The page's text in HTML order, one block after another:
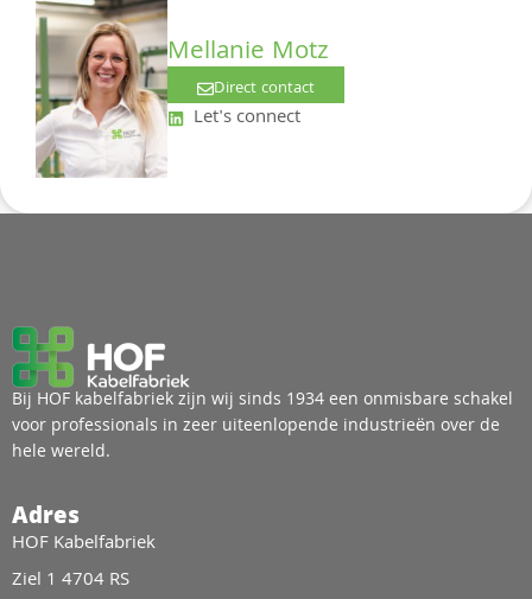
Mellanie Motz
Direct contact
Let's connect
Bij HOF kabelfabriek zijn wij sinds 1934 een onmisbare schakel
voor professionals in zeer uiteenlopende industrieën over de
hele wereld.
Adres
HOF Kabelfabriek
Ziel 1 4704 RS